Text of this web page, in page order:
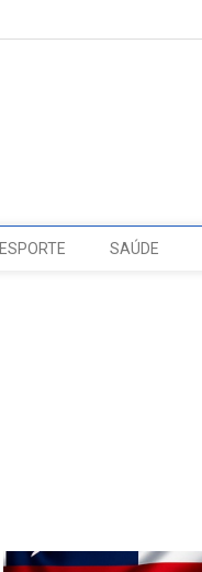
ESPORTE SAÚDE